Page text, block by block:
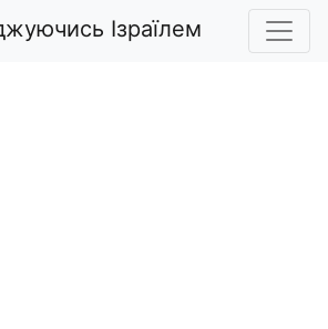
Ізраїлем